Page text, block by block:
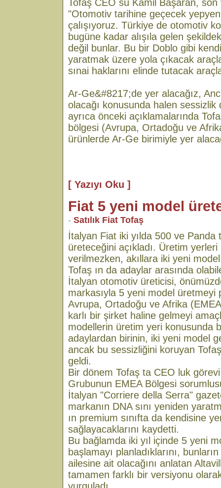
Tofaş CEO su Kamil Başaran, son
"Otomotiv tarihine geçecek
çalışıyoruz. Türkiye de otomotiv
bugüne kadar alışıla gelen
değil bunlar. Bu bir Doblo gibi
yaratmak üzere yola çıkacak
sınai haklarını elinde tutacak
Ar-Ge&#8217;de yer alacağız,
olacağı konusunda halen
ayrıca önceki açıklamalarında
bölgesi (Avrupa, Ortadoğu ve
ürünlerde Ar-Ge birimiyle yer
[ Yazıyı Oku ]
Fiat 5 yeni model
- Satılık Fiat Tofaş
İtalyan Fiat iki yılda 500 ve Panda
üreteceğini açıkladı. Üretim yerleri
verilmezken, akıllara iki yeni
Tofaş ın da adaylar arasında
İtalyan otomotiv üreticisi,
markasıyla 5 yeni model üretmeyi
Avrupa, Ortadoğu ve Afrika
karlı bir şirket haline gelmeyi
modellerin üretim yeri konusunda
adaylardan birinin, iki yeni model
ancak bu sessizliğini koruyan
geldi.
Bir dönem Tofaş ta CEO luk
Grubunun EMEA Bölgesi
İtalyan "Corriere della Serra"
markanın DNA sını yeniden
ın premium sınıfta da kendisine
sağlayacaklarını kaydetti.
Bu bağlamda iki yıl içinde 5 yeni
başlamayı planladıklarını,
ailesine ait olacağını anlatan
tamamen farklı bir versiyonu